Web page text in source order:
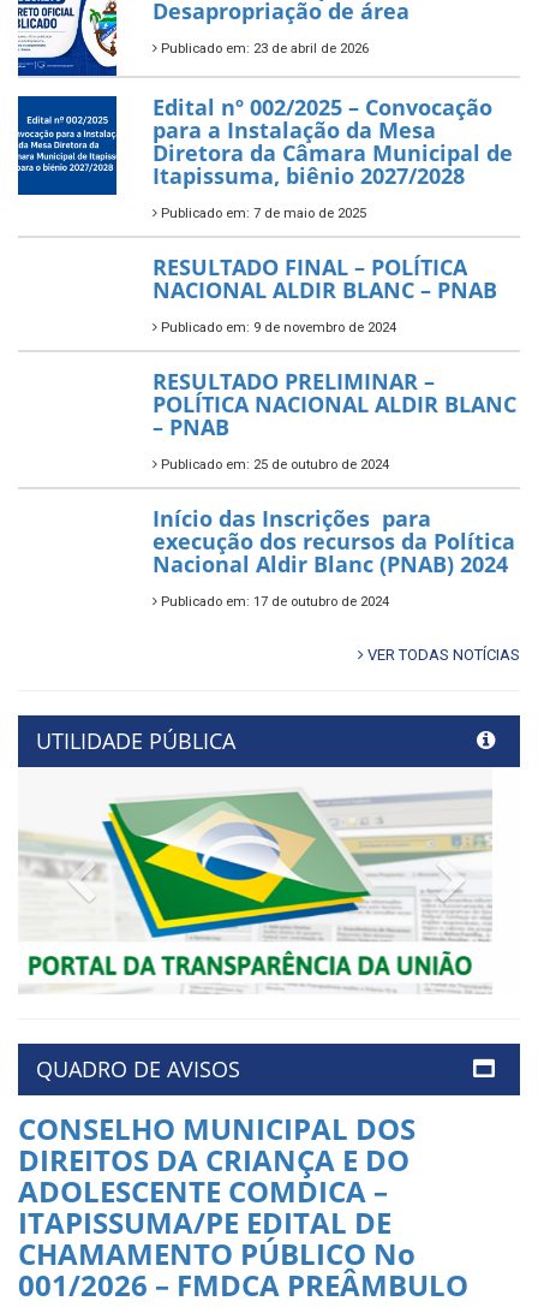
Desapropriação de área
Publicado em: 23 de abril de 2026
Edital nº 002/2025 – Convocação
para a Instalação da Mesa
Diretora da Câmara Municipal de
Itapissuma, biênio 2027/2028
Publicado em: 7 de maio de 2025
RESULTADO FINAL – POLÍTICA
NACIONAL ALDIR BLANC – PNAB
Publicado em: 9 de novembro de 2024
RESULTADO PRELIMINAR –
POLÍTICA NACIONAL ALDIR BLANC
– PNAB
Publicado em: 25 de outubro de 2024
Início das Inscrições para
execução dos recursos da Política
Nacional Aldir Blanc (PNAB) 2024
Publicado em: 17 de outubro de 2024
VER TODAS NOTÍCIAS
UTILIDADE PÚBLICA
Previous
QUADRO DE AVISOS
CONSELHO MUNICIPAL DOS
DIREITOS DA CRIANÇA E DO
ADOLESCENTE COMDICA –
ITAPISSUMA/PE EDITAL DE
CHAMAMENTO PÚBLICO No
001/2026 – FMDCA PREÂMBULO